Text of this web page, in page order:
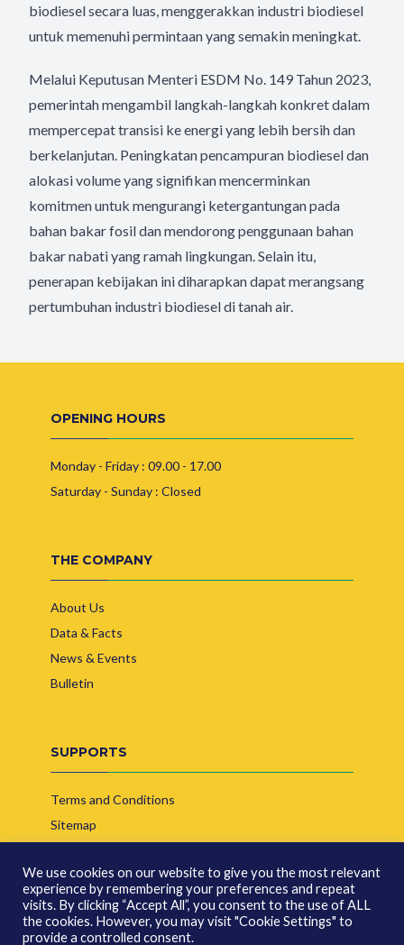
biodiesel secara luas, menggerakkan industri biodiesel
untuk memenuhi permintaan yang semakin meningkat.
Melalui Keputusan Menteri ESDM No. 149 Tahun 2023,
pemerintah mengambil langkah-langkah konkret dalam
mempercepat transisi ke energi yang lebih bersih dan
berkelanjutan. Peningkatan pencampuran biodiesel dan
alokasi volume yang signifikan mencerminkan
komitmen untuk mengurangi ketergantungan pada
bahan bakar fosil dan mendorong penggunaan bahan
bakar nabati yang ramah lingkungan. Selain itu,
penerapan kebijakan ini diharapkan dapat merangsang
pertumbuhan industri biodiesel di tanah air.
OPENING HOURS
Monday - Friday : 09.00 - 17.00
Saturday - Sunday : Closed
THE COMPANY
About Us
Data & Facts
News & Events
Bulletin
SUPPORTS
Terms and Conditions
Sitemap
We use cookies on our website to give you the most relevant
experience by remembering your preferences and repeat
visits. By clicking “Accept All”, you consent to the use of ALL
the cookies. However, you may visit "Cookie Settings" to
provide a controlled consent.